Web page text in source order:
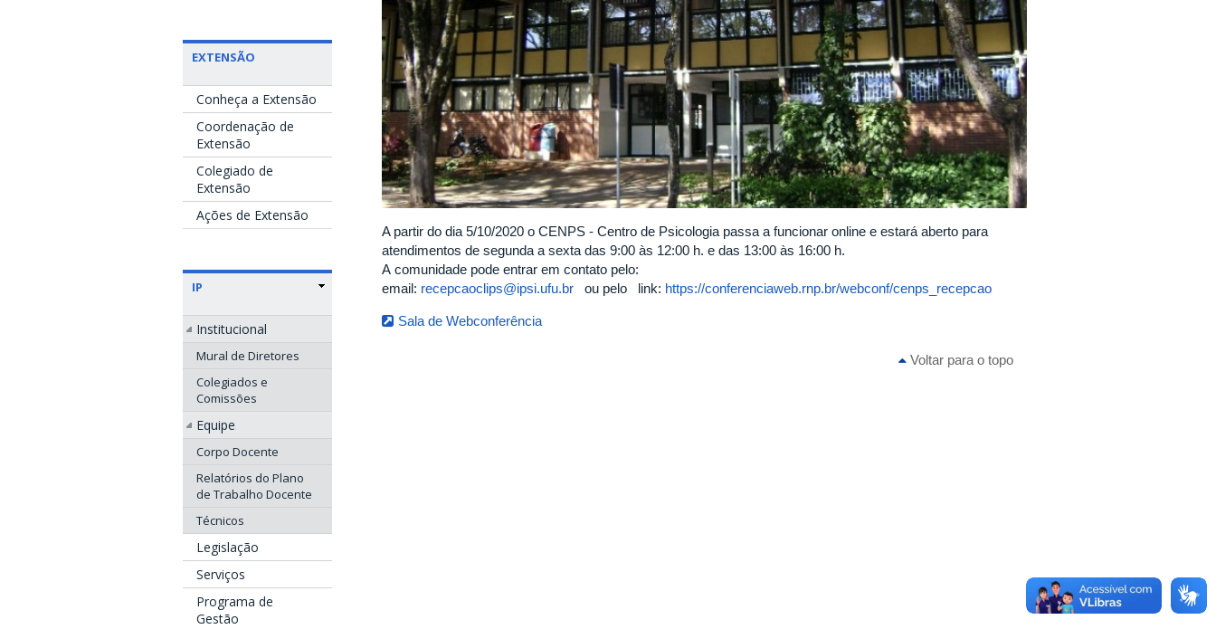
EXTENSÃO
Conheça a Extensão
Coordenação de
Extensão
Colegiado de
Extensão
Ações de Extensão
IP
Institucional
Mural de Diretores
Colegiados e
Comissões
Equipe
Corpo Docente
Relatórios do Plano
de Trabalho Docente
Técnicos
Legislação
Serviços
Programa de
Gestão
A partir do dia 5/10/2020 o CENPS - Centro de Psicologia passa a funcionar online e estará aberto para
atendimentos de segunda a sexta das 9:00 às 12:00 h. e das 13:00 às 16:00 h.
A comunidade pode entrar em contato pelo:
email: recepcaoclips@ipsi.ufu.br ou pelo link: https://conferenciaweb.rnp.br/webconf/cenps_recepcao
Sala de Webconferência
Voltar para o topo